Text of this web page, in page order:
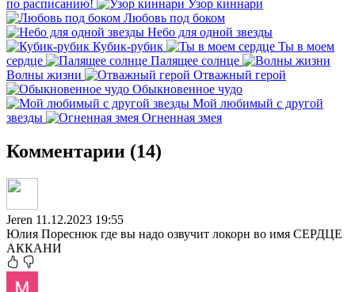
по расписанию!
Узор киннари
Любовь под боком
Небо для одной звезды
Кубик-рубик
Ты в моем
сердце
Палящее солнце
Волны жизни
Отважный герой
Обыкновенное чудо
Мой любимый с другой
звезды
Огненная змея
Комментарии (14)
Jeren 11.12.2023 19:55
Юлия Пореснюк где вы надо озвучит локорн во имя СЕРДЦЕ
АККАНИ